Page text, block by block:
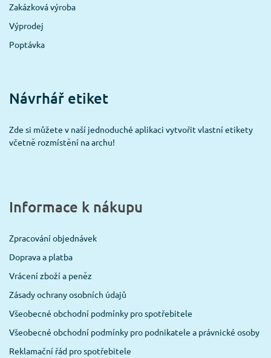
Zakázková výroba
Výprodej
Poptávka
Návrhář etiket
Zde si můžete v naší jednoduché aplikaci vytvořit vlastní etikety
včetně rozmístění na archu!
Informace k nákupu
Zpracování objednávek
Doprava a platba
Vrácení zboží a peněz
Zásady ochrany osobních údajů
Všeobecné obchodní podmínky pro spotřebitele
Všeobecné obchodní podmínky pro podnikatele a právnické osoby
Reklamační řád pro spotřebitele